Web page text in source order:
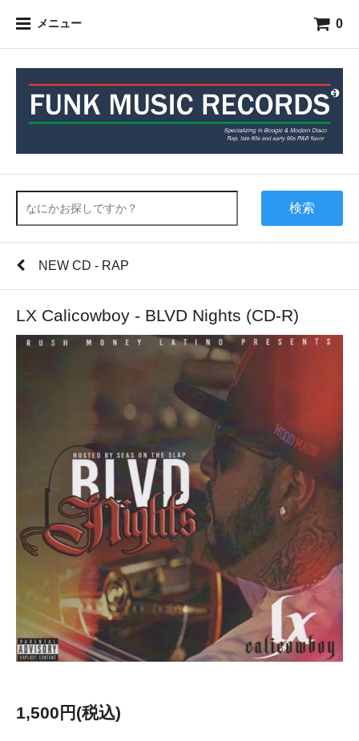
メニュー 0
検索
NEW CD - RAP
LX Calicowboy - BLVD Nights (CD-R)
1,500円(税込)